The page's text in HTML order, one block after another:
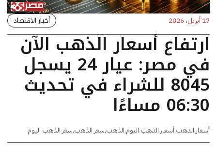
17 أبريل، 2026 أخبار الاقتصاد
ارتفاع أسعار الذهب الآن
في مصر: عيار 24 يسجل
8045 للشراء في تحديث
06:30 مساءًا
أسعار الذهب,أسعار الذهب اليوم,الذهب,سعر الذهب,سعر الذهب اليوم